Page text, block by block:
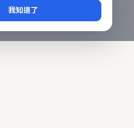
我知道了